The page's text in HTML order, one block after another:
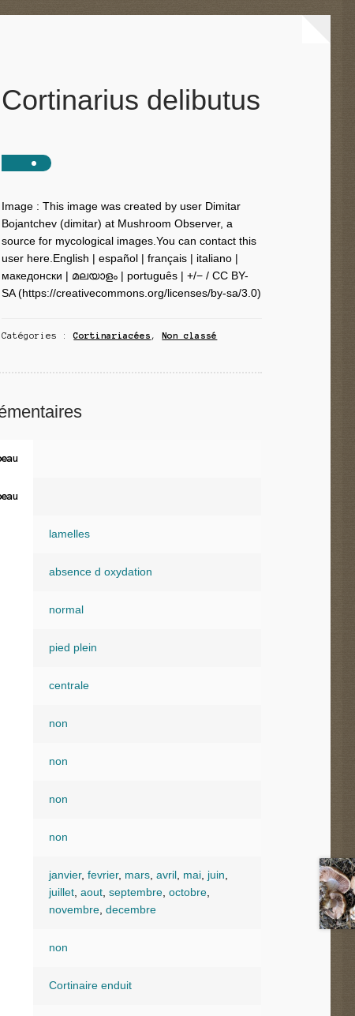
Cortinarius delibutus
Image : This image was created by user Dimitar
Bojantchev (dimitar) at Mushroom Observer, a
source for mycological images.You can contact this
user here.English | español | français | italiano |
македонски | മലയാളം | português | +/− / CC BY-
SA (https://creativecommons.org/licenses/by-sa/3.0)
Catégories :Cortinariacées ,Non classé
lamelles
absence d oxydation
normal
pied plein
centrale
non
non
non
non
janvier, fevrier, mars, avril, mai, juin
juillet, aout, septembre, octobre,
novembre, decembre
non
Cortinaire enduit